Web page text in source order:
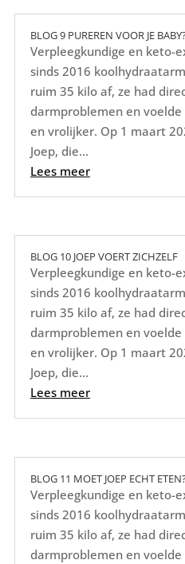
BLOG 9 PUREREN VOOR JE
Verpleegkundige en keto-
sinds 2016
ruim 35 kilo af, ze had
darmproblemen en
en vrolijker. Op 1 maart
Joep, die...
Lees meer
BLOG 10 JOEP VOERT ZICHZELF
Verpleegkundige en keto-
sinds 2016
ruim 35 kilo af, ze had
darmproblemen en
en vrolijker. Op 1 maart
Joep, die...
Lees meer
BLOG 11 MOET JOEP ECHT
Verpleegkundige en keto-
sinds 2016
ruim 35 kilo af, ze had
darmproblemen en